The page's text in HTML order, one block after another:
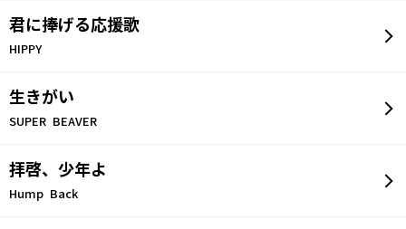
君に捧げる応援歌
HIPPY
生きがい
SUPER BEAVER
拝啓、少年よ
Hump Back